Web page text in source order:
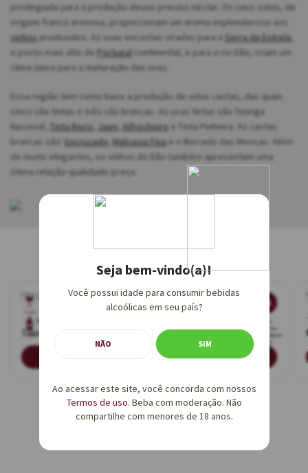
privilegiada para a produção desse preciso néctar. Os seus solos, de
origem franco arenosa, proporcionam um aroma esplendoroso aos
vinhosproduzidos. As suas encostas viradas para a Serra da Estrela,
o ponto mais alto de Portugal continental, e para o rio Dão, criam um
clima único para a maturação das uvas.
Essa região tem como base a produção de oitos castas, das quais
cinco são tintas e três são brancas. As uvas tintas são Touriga
Nacional,
Tinta Roriz, Jaen, Alfrocheiro e Tinta Pinheira. As castas
brancas são: Encruzado, Malvasia Fina e o Borrado das Moscas. Além
de muito elegantes, os vinhos do Dão também apresentam uma
ótima relação qualidade-preço.
Aldeias das Serras
Touriga Nacional Tinto
750ml
750ml
91
Tinto 750ml
ADICIONAR
Tinto
90
Revista
Adega (Best
Buy)
Seja bem-vindo(a)!
Você possui idade para consumir bebidas
alcoólicas em seu país?
NÃO SIM
Ao acessar este site, você concorda com nossos
Termos de uso. Beba com moderação. Não
compartilhe com menores de 18 anos.